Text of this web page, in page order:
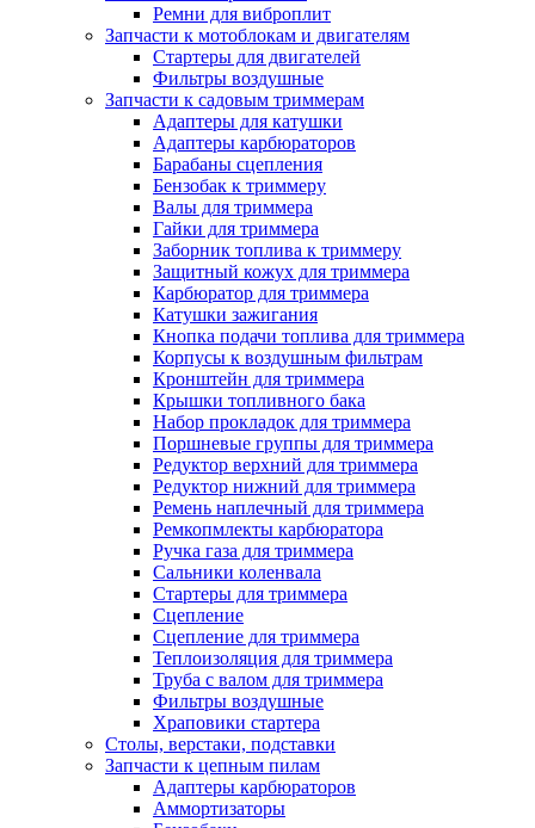
Ремни для виброплит
Запчасти к мотоблокам и двигателям
Стартеры для двигателей
Фильтры воздушные
Запчасти к садовым триммерам
Адаптеры для катушки
Адаптеры карбюраторов
Барабаны сцепления
Бензобак к триммеру
Валы для триммера
Гайки для триммера
Заборник топлива к триммеру
Защитный кожух для триммера
Карбюратор для триммера
Катушки зажигания
Кнопка подачи топлива для триммера
Корпусы к воздушным фильтрам
Кронштейн для триммера
Крышки топливного бака
Набор прокладок для триммера
Поршневые группы для триммера
Редуктор верхний для триммера
Редуктор нижний для триммера
Ремень наплечный для триммера
Ремкопмлекты карбюратора
Ручка газа для триммера
Сальники коленвала
Стартеры для триммера
Сцепление
Сцепление для триммера
Теплоизоляция для триммера
Труба с валом для триммера
Фильтры воздушные
Храповики стартера
Столы, верстаки, подставки
Запчасти к цепным пилам
Адаптеры карбюраторов
Аммортизаторы